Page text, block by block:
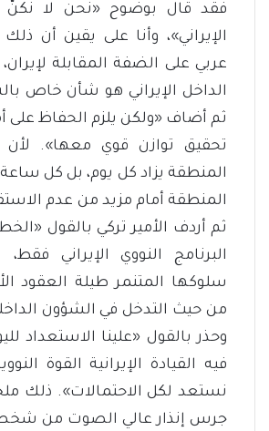
فقد قال بوضوح «نحن لا
الإيراني»، وأنا على يقين أن
عربي على الضفة المقابلة
الداخل الإيراني هو شأن خاص
ثم أضاف «ولكن يلزم الحفاظ على
تحقيق توازن قوي معها». لأن
المنطقة يزاد كل يوم، بل كل
المنطقة أمام مزيد من عدم
ثم أردف الأمير تركي بالقول
البرنامج النووي الإيراني
سلوكها المتنمر طيلة العقود
من حيث التدخل في الشؤون
وحذر بالقول «علينا الاستعداد
فيه القيادة الإيرانية القوة
نستعد لكل الاحتمالات». ذلك
جرس إنذار عالي الصوت من